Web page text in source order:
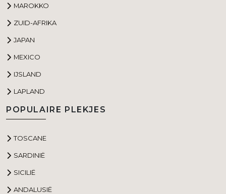
MAROKKO
ZUID-AFRIKA
JAPAN
MEXICO
IJSLAND
LAPLAND
POPULAIRE PLEKJES
TOSCANE
SARDINIË
SICILIË
ANDALUSIË